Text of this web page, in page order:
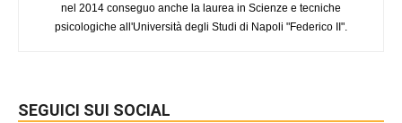
nel 2014 conseguo anche la laurea in Scienze e tecniche
psicologiche all'Università degli Studi di Napoli "Federico II".
SEGUICI SUI SOCIAL